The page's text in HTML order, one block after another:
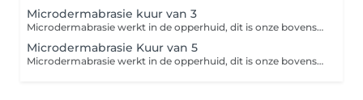
Microdermabrasie kuur van 3
Microdermabrasie werkt in de opperhuid, dit is onze bovenste huidlaag. Doordat de dode huidcellen verwijdert zijn is de huid nu beter in staat om werkstoffen op te nemen waardoor deze meer effect hebben in de huid. De huid krijgt tevens een betere doorbloeding en stimuleert de aanmaak van nieuwe cellen. Ook worden de poriën minder grof en kunnen pigmentvlekjes en fijne rimpeltjes vervagen. De huid zal na de microdermabrasie behandeling veel gladder aanvoelen en er egaler en mooier uitzien.
Microdermabrasie Kuur van 5
Microdermabrasie werkt in de opperhuid, dit is onze bovenste huidlaag. Doordat de dode huidcellen verwijdert zijn is de huid nu beter in staat om werkstoffen op te nemen waardoor deze meer effect hebben in de huid. De huid krijgt tevens een betere doorbloeding en stimuleert de aanmaak van nieuwe cellen. Ook worden de poriën minder grof en kunnen pigmentvlekjes en fijne rimpeltjes vervagen. De huid zal na de microdermabrasie behandeling veel gladder aanvoelen en er egaler en mooier uitzien.